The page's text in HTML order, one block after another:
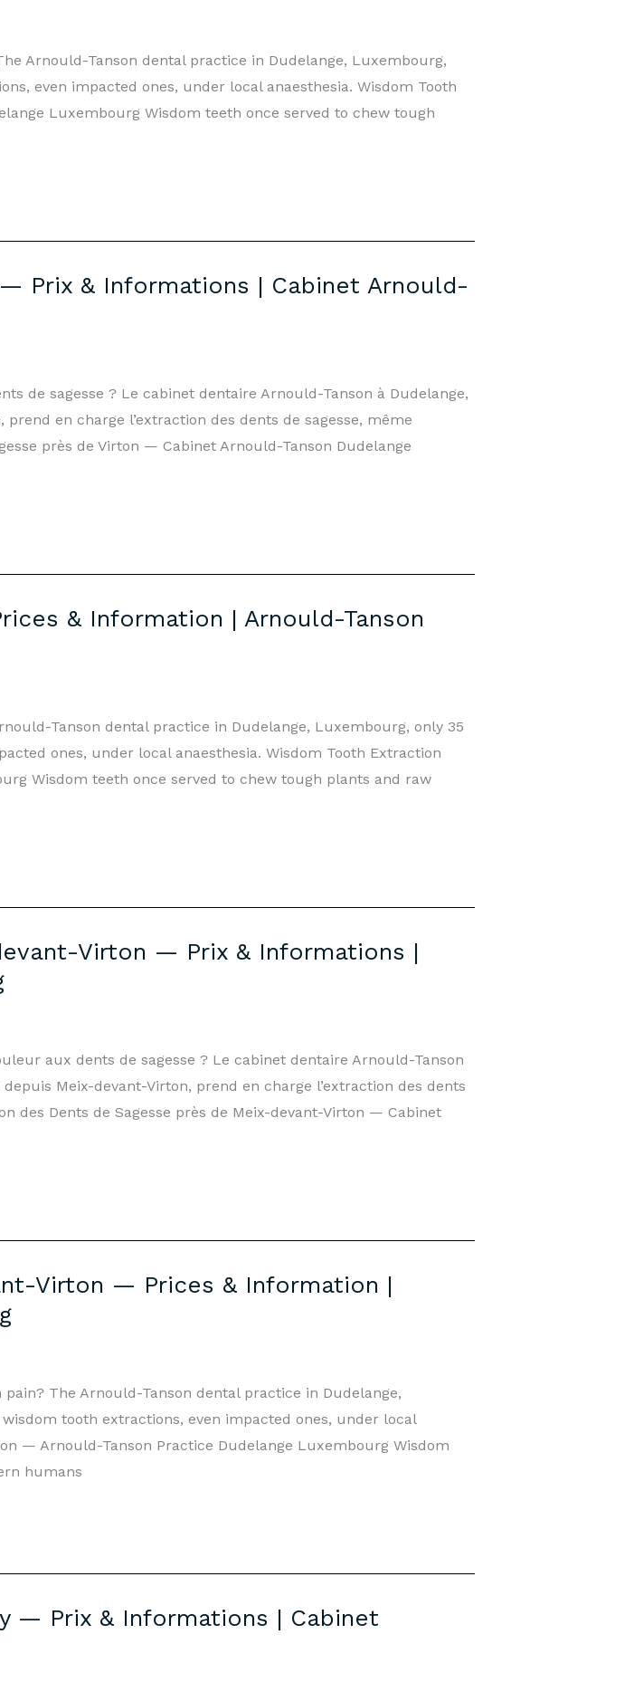
Arnould-Tanson dental practice in Dudelange, Luxembourg,
even impacted ones, under local anaesthesia. Wisdom Tooth
Luxembourg Wisdom teeth once served to chew tough
Prix & Informations | Cabinet Arnould-
de sagesse ? Le cabinet dentaire Arnould-Tanson à Dudelange,
en charge l’extraction des dents de sagesse, même
près de Virton — Cabinet Arnould-Tanson Dudelange
& Information | Arnould-Tanson
Tanson dental practice in Dudelange, Luxembourg, only 35
ones, under local anaesthesia. Wisdom Tooth Extraction
Wisdom teeth once served to chew tough plants and raw
Virton — Prix & Informations |
aux dents de sagesse ? Le cabinet dentaire Arnould-Tanson
Meix-devant-Virton, prend en charge l’extraction des dents
des Dents de Sagesse près de Meix-devant-Virton — Cabinet
Virton — Prices & Information |
The Arnould-Tanson dental practice in Dudelange,
tooth extractions, even impacted ones, under local
— Arnould-Tanson Practice Dudelange Luxembourg Wisdom
humans
— Prix & Informations | Cabinet